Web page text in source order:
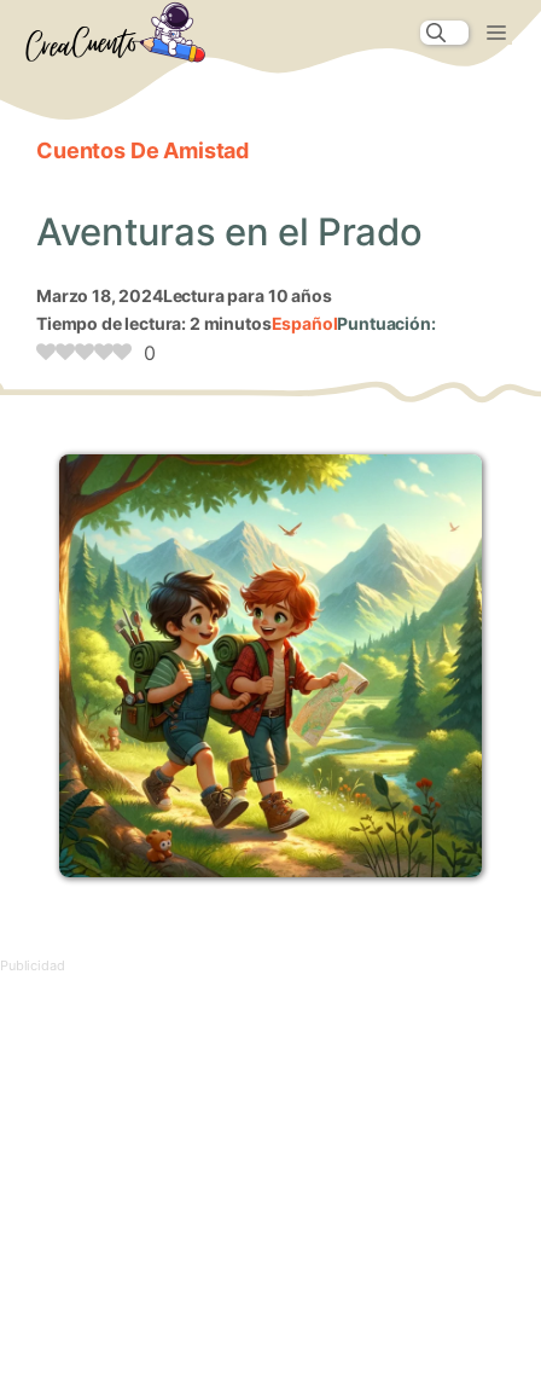
Cuentos De Amistad
Aventuras en el Prado
marzo 18, 2024Lectura para 10 años
Tiempo de lectura: 2 minutosEspañolPuntuación:
0